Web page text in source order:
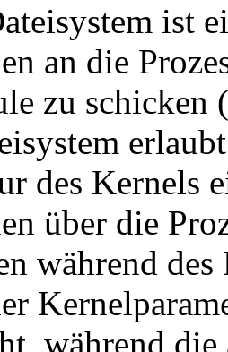
ist
an die
zu schicken
des Kernels
über die
während
während